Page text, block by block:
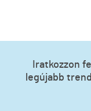
Iratkozzon
legújabb